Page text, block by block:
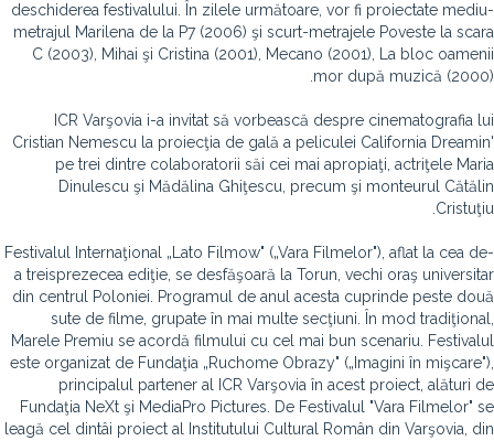
deschiderea festivalului. În zilele următoare, vor fi proiectate mediu-
metrajul Marilena de la P7 (2006) şi scurt-metrajele Poveste la scara
C (2003), Mihai şi Cristina (2001), Mecano (2001), La bloc oamenii
mor după muzică (2000).
ICR Varşovia i-a invitat să vorbească despre cinematografia lui
Cristian Nemescu la proiecţia de gală a peliculei California Dreamin'
pe trei dintre colaboratorii săi cei mai apropiaţi, actriţele Maria
Dinulescu şi Mădălina Ghiţescu, precum şi monteurul Cătălin
Cristuţiu.
Festivalul Internaţional „Lato Filmow" („Vara Filmelor"), aflat la cea de-
a treisprezecea ediţie, se desfăşoară la Torun, vechi oraş universitar
din centrul Poloniei. Programul de anul acesta cuprinde peste două
sute de filme, grupate în mai multe secţiuni. În mod tradiţional,
Marele Premiu se acordă filmului cu cel mai bun scenariu. Festivalul
este organizat de Fundaţia „Ruchome Obrazy" („Imagini în mişcare"),
principalul partener al ICR Varşovia în acest proiect, alături de
Fundaţia NeXt şi MediaPro Pictures. De Festivalul "Vara Filmelor" se
leagă cel dintâi proiect al Institutului Cultural Român din Varşovia, din